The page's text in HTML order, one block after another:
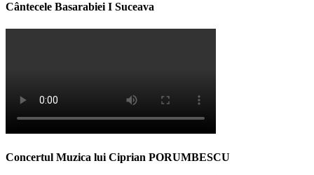
Cântecele Basarabiei I Suceava
Concertul Muzica lui Ciprian PORUMBESCU